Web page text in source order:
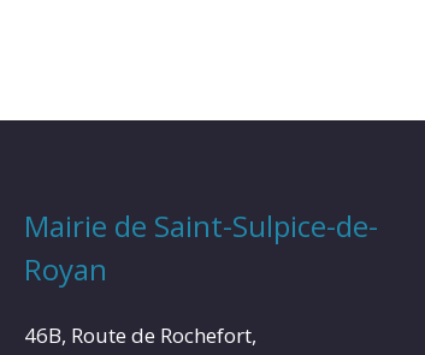
Mairie de Saint-Sulpice-de-
Royan
46B, Route de Rochefort,